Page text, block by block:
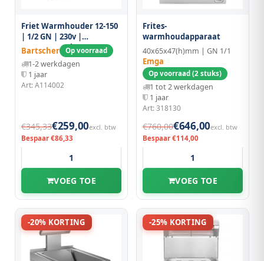
Friet Warmhouder 12-150
| 1/2 GN | 230v |
270x350x220(h)mm
Bartscher Op voorraad
1-2 werkdagen
1 jaar
Art: A114002
€345,33€259,00excl. btw
Bespaar €86,33
VOEG TOE
Frites-
warmhoudapparaat
40x65x47(h)mm | GN 1/1
Emga
Op voorraad (2 stuks)
1 tot 2 werkdagen
1 jaar
Art: 318130
€760,00€646,00excl. btw
Bespaar €114,00
VOEG TOE
-20% KORTING -25% KORTING